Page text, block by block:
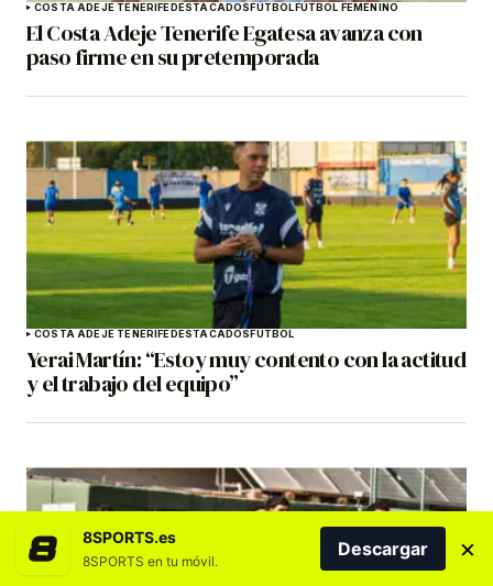
COSTA ADEJE TENERIFE DESTACADOS FÚTBOL FÚTBOL FEMENINO
El Costa Adeje Tenerife Egatesa avanza con
paso firme en su pretemporada
COSTA ADEJE TENERIFE DESTACADOS FÚTBOL
Yerai Martín: “Estoy muy contento con la actitud
y el trabajo del equipo”
8SPORTS.es
8SPORTS en tu móvil.
Descargar ×